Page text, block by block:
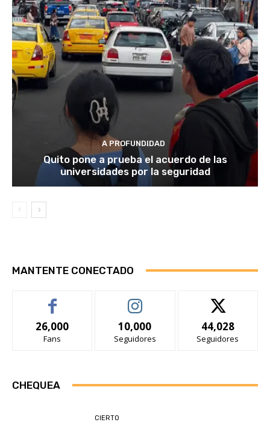
A PROFUNDIDAD
Quito pone a prueba el acuerdo de las
universidades por la seguridad
MANTENTE CONECTADO
26,000
Fans
10,000
Seguidores
44,028
Seguidores
CHEQUEA
CIERTO